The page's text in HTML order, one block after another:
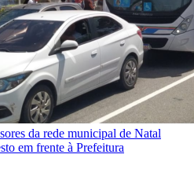
da rede municipal de Natal
em frente à Prefeitura